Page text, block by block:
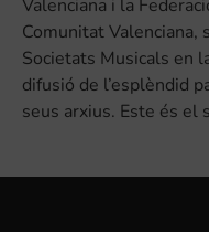
Valenciana i la
Comunitat Valenciana,
Societats Musicals en
difusió de l’esplèndid
seus arxius. Este és el